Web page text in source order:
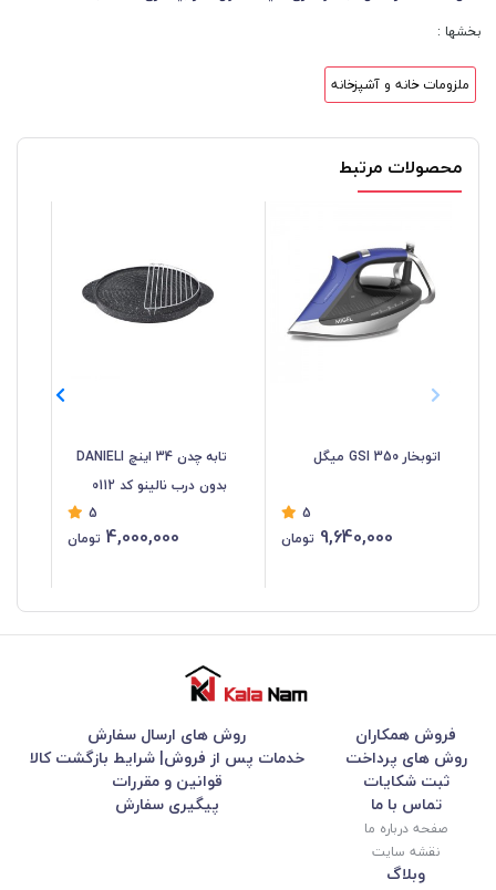
بخشها :
ملزومات خانه و آشپزخانه
محصولات مرتبط
اتوبخار GSI 350 میگل
5
9,640,000 تومان
تابه چدن 34 اینچ DANIELI
بدون درب نالینو کد 0112
5
4,000,000 تومان
فروش همکاران
روش های ارسال سفارش
روش های پرداخت
خدمات پس از فروش| شرایط بازگشت کالا
ثبت شکایات
قوانین و مقررات
تماس با ما
صفحه درباره ما
نقشه سایت
پیگیری سفارش
وبلاگ